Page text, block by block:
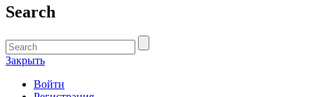
Search
Закрыть
Войти